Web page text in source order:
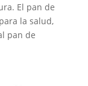
El pan de
la salud,
pan de